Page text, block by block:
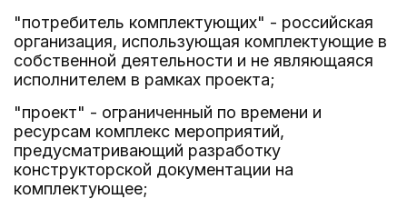
"потребитель комплектующих" - российская
организация, использующая комплектующие в
собственной деятельности и не являющаяся
исполнителем в рамках проекта;
"проект" - ограниченный по времени и
ресурсам комплекс мероприятий,
предусматривающий разработку
конструкторской документации на
комплектующее;